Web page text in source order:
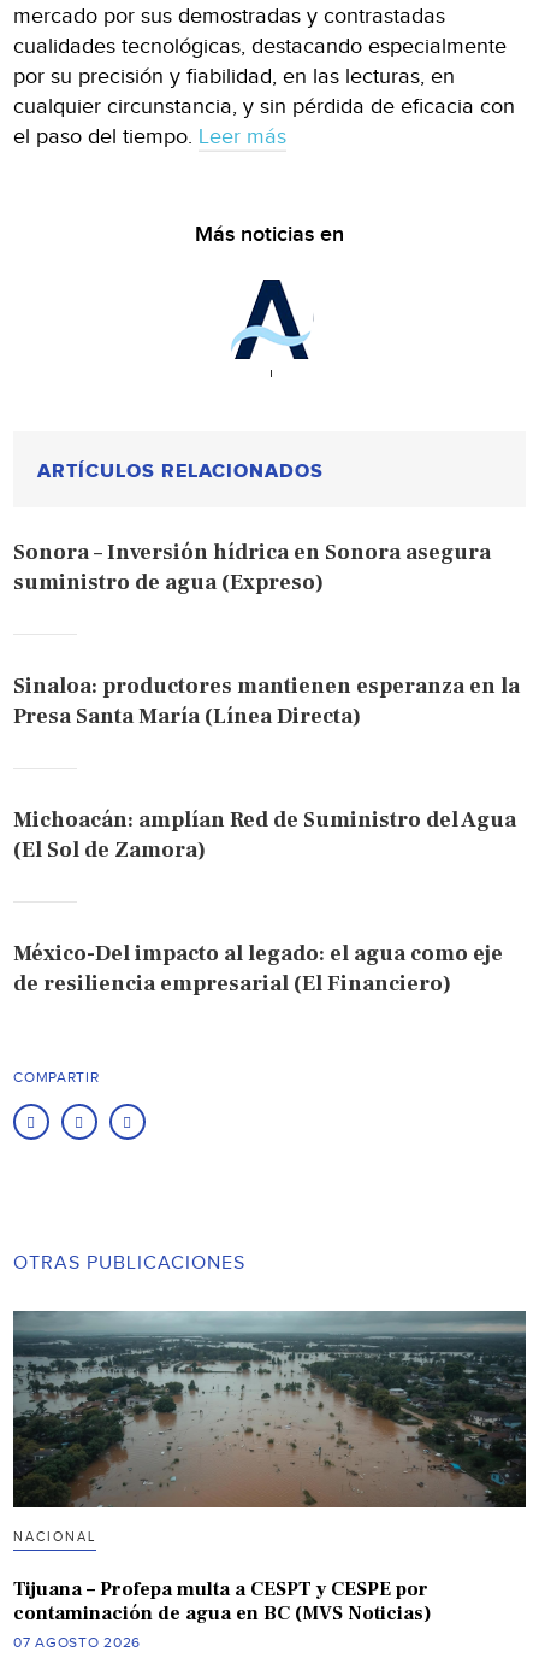
mercado por sus demostradas y contrastadas
cualidades tecnológicas, destacando especialmente
por su precisión y fiabilidad, en las lecturas, en
cualquier circunstancia, y sin pérdida de eficacia con
el paso del tiempo. Leer más
Más noticias en
ARTÍCULOS RELACIONADOS
Sonora – Inversión hídrica en Sonora asegura
suministro de agua (Expreso)
Sinaloa: productores mantienen esperanza en la
Presa Santa María (Línea Directa)
Michoacán: amplían Red de Suministro del Agua
(El Sol de Zamora)
México-Del impacto al legado: el agua como eje
de resiliencia empresarial (El Financiero)
COMPARTIR
OTRAS PUBLICACIONES
NACIONAL
Tijuana – Profepa multa a CESPT y CESPE por
contaminación de agua en BC (MVS Noticias)
07 AGOSTO 2026